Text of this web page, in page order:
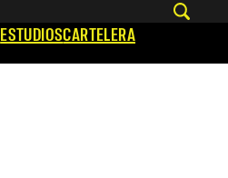
ESTUDIOSCARTELERA